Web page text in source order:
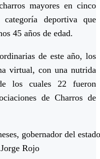
mayores en cinco
deportiva que
45 años de edad.
de este año, los
virtual, con una nutrida
los cuales 22 fueron
de Charros de